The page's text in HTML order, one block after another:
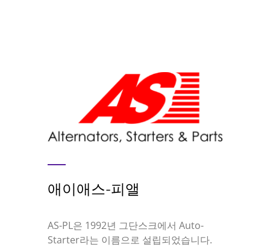
애이애스-피앨
AS-PL은 1992년 그단스크에서 Auto-
Starter라는 이름으로 설립되었습니다.